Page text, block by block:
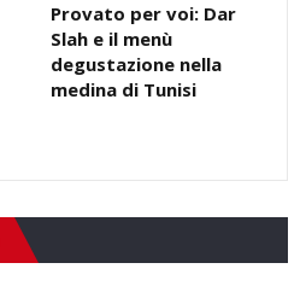
Provato per voi: Dar
Slah e il menù
degustazione nella
medina di Tunisi